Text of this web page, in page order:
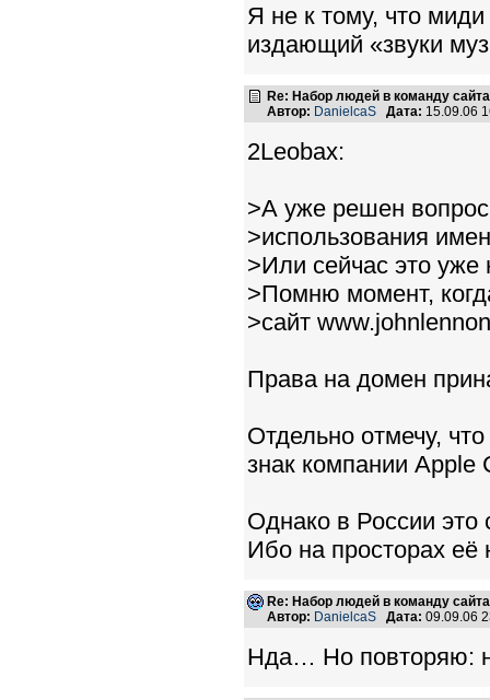
Я не к тому, что
издающий «звуки
Re: Набор людей в команду
Автор: DanielcaS Дата: 15.09.06
2Leobax:
>А уже решен
>использования
>Или сейчас это уже
>Помню момент,
>сайт
Права на домен
Отдельно отмечу,
знак компании Apple
Однако в России это
Ибо на просторах
Re: Набор людей в команду
Автор: DanielcaS Дата: 09.09.06
Нда… Но повторяю: